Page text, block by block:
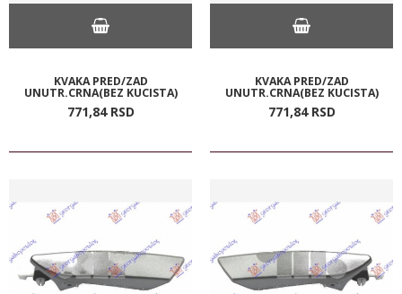
KVAKA PRED/ZAD
UNUTR.CRNA(BEZ KUCISTA)
771,84 RSD
KVAKA PRED/ZAD
UNUTR.CRNA(BEZ KUCISTA)
771,84 RSD